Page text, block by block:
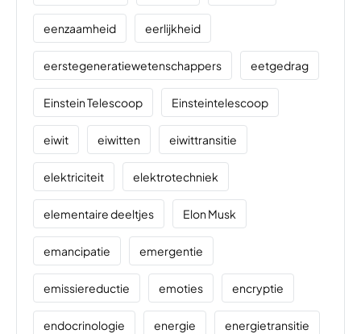
eenzaamheid eerlijkheid
eerstegeneratiewetenschappers eetgedrag
Einstein Telescoop Einsteintelescoop
eiwit eiwitten eiwittransitie
elektriciteit elektrotechniek
elementaire deeltjes Elon Musk
emancipatie emergentie
emissiereductie emoties encryptie
endocrinologie energie energietransitie